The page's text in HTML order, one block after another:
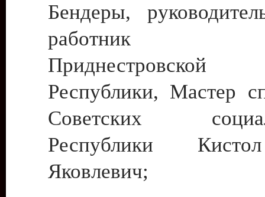
Бендеры,
работник
Приднестровской
Республики, Мастер
Советских
Республики
Яковлевич;